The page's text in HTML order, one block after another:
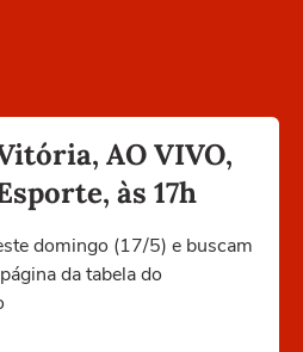
AO VIVO,
às 17h
domingo (17/5) e buscam
da tabela do